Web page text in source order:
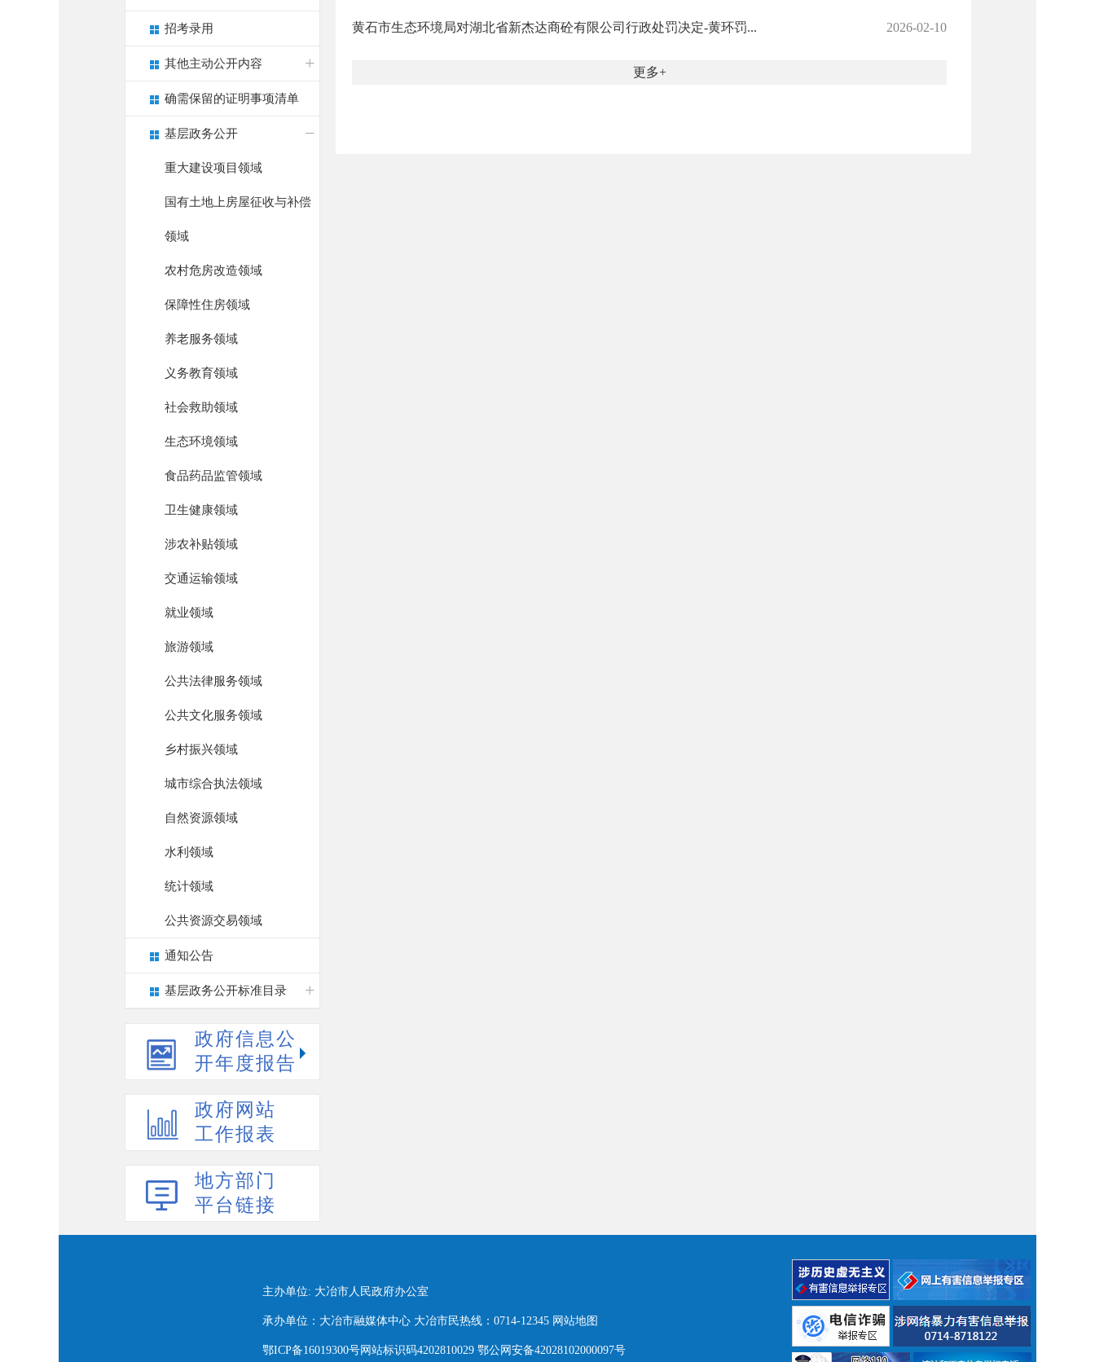
招考录用
其他主动公开内容
确需保留的证明事项清单
基层政务公开
重大建设项目领域
国有土地上房屋征收与补偿
领域
农村危房改造领域
保障性住房领域
养老服务领域
义务教育领域
社会救助领域
生态环境领域
食品药品监管领域
卫生健康领域
涉农补贴领域
交通运输领域
就业领域
旅游领域
公共法律服务领域
公共文化服务领域
乡村振兴领域
城市综合执法领域
自然资源领域
水利领域
统计领域
公共资源交易领域
通知公告
基层政务公开标准目录
政府信息公
开年度报告
政府网站
工作报表
地方部门
平台链接
2026-02-10
黄石市生态环境局对湖北省新杰达商砼有限公司行政处罚决定-黄环罚...
更多
主办单位: 大冶市人民政府办公室
承办单位：大冶市融媒体中心 大冶市民热线：0714-12345 网站地图
鄂ICP备16019300号网站标识码4202810029 鄂公网安备42028102000097号